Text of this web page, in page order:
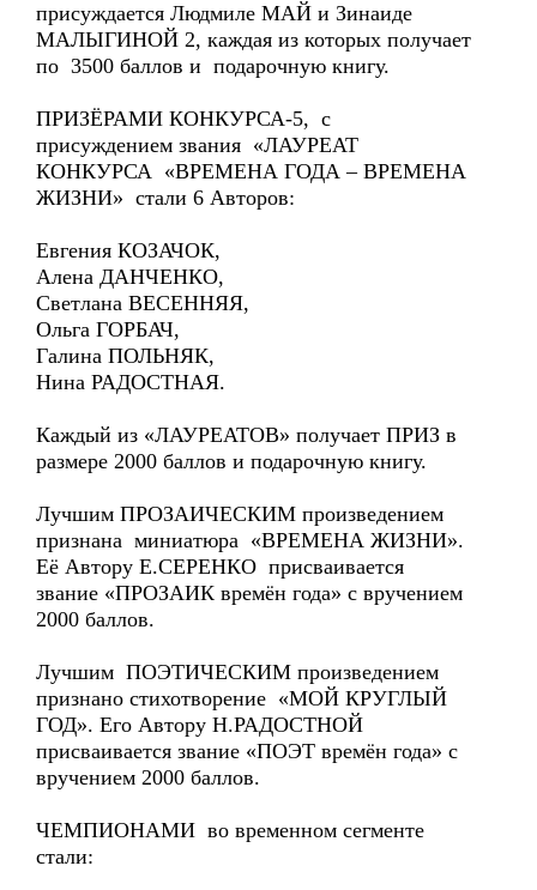
присуждается Людмиле МАЙ и Зинаиде
МАЛЫГИНОЙ 2, каждая из которых получает
по 3500 баллов и подарочную книгу.
ПРИЗЁРАМИ КОНКУРСА-5, с
присуждением звания «ЛАУРЕАТ
КОНКУРСА «ВРЕМЕНА ГОДА – ВРЕМЕНА
ЖИЗНИ» стали 6 Авторов:
Евгения КОЗАЧОК,
Алена ДАНЧЕНКО,
Светлана ВЕСЕННЯЯ,
Ольга ГОРБАЧ,
Галина ПОЛЬНЯК,
Нина РАДОСТНАЯ.
Каждый из «ЛАУРЕАТОВ» получает ПРИЗ в
размере 2000 баллов и подарочную книгу.
Лучшим ПРОЗАИЧЕСКИМ произведением
признана миниатюра «ВРЕМЕНА ЖИЗНИ».
Её Автору Е.СЕРЕНКО присваивается
звание «ПРОЗАИК времён года» с вручением
2000 баллов.
Лучшим ПОЭТИЧЕСКИМ произведением
признано стихотворение «МОЙ КРУГЛЫЙ
ГОД». Его Автору Н.РАДОСТНОЙ
присваивается звание «ПОЭТ времён года» с
вручением 2000 баллов.
ЧЕМПИОНАМИ во временном сегменте
стали: